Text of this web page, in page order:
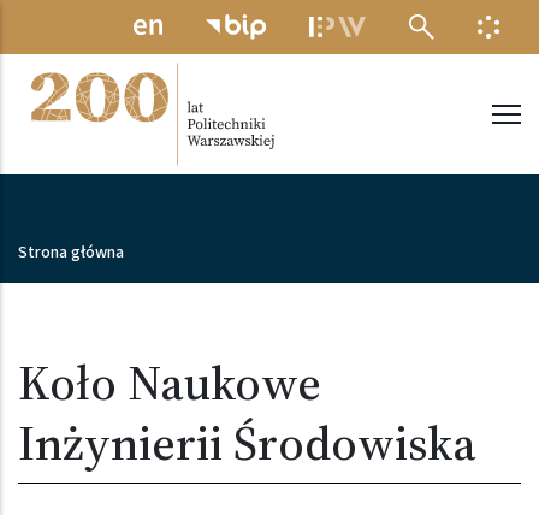
Przejdź do treści
MENU
Ścieżka nawigacyjna
Strona główna
Koło Naukowe
Inżynierii Środowiska